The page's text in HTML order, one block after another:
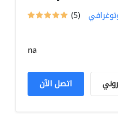
(5)
na
اتصل الآن